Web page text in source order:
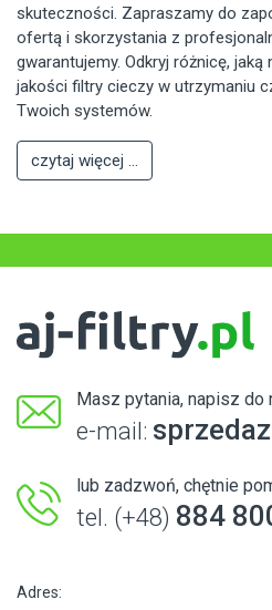
skuteczności. Zapraszamy do
ofertą i skorzystania z
gwarantujemy. Odkryj różnicę,
jakości filtry cieczy w utrzymaniu
Twoich systemów.
czytaj więcej ...
Masz pytania, napisz do
e-mail:
lub zadzwoń, chętnie
tel. (+48) 884
Adres: